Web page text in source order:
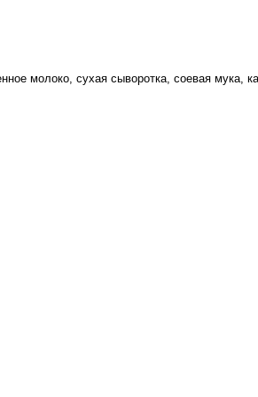
молоко, сухая сыворотка, соевая мука,